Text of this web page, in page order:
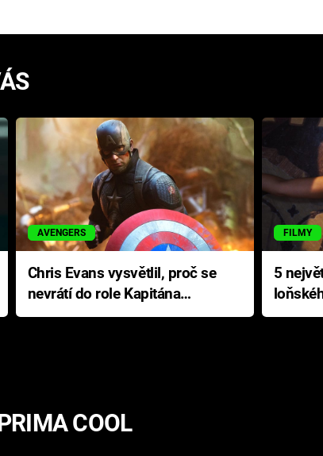
AVENGERS
Chris Evans vysvětlil, proč se
nevrátí do role Kapitána
Ameriky
FILMY
5
jediné
COOL